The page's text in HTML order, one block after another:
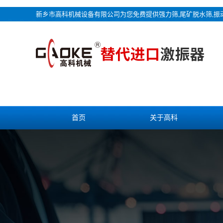
新乡市高科机械设备有限公司为您免费提供强力筛,尾矿脱水筛,振
首页 关于高科